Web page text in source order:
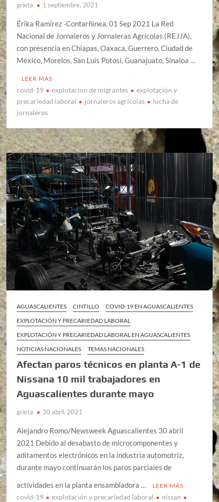
grieta 1 septiembre, 2021
Érika Ramírez -Contarñinea, 01 Sep 2021 La Red
Nacional de Jornaleros y Jornaleras Agrícolas (REJJA),
con presencia en Chiapas, Oaxaca, Guerrero, Ciudad de
México, Morelos, San Luis Potosí, Guanajuato, Sinaloa …
LEER MÁS
covid-19 explotacion de migrantes
explotación y
precariedad laboral
jornaleros agrícolas
lucha de
jornaleros
AGUASCALIENTES CINTILLO
COVID-19 EN AGUASCALIENTES
EXPLOTACIÓN Y PRECARIEDAD LABORAL
EXPLOTACIÓN Y PRECARIEDAD LABORAL EN AGUASCALIENTES
NOTICIAS NACIONALES
TEMAS NACIONALES
Afectan paros técnicos en planta A-1 de
Nissana 10 mil trabajadores en
Aguascalientes durante mayo
grieta 30 abril, 2021
Alejandro Romo/Newsweek Aguascalientes 30 abril
2021 Debido al desabasto de microcomponentes y
aditamentos electrónicos en la industria automotriz,
durante mayo continuarán los paros parciales de
actividades en la planta ensambladora …
LEER MÁS
covid-19 explotación y precariedad laboral
nissan